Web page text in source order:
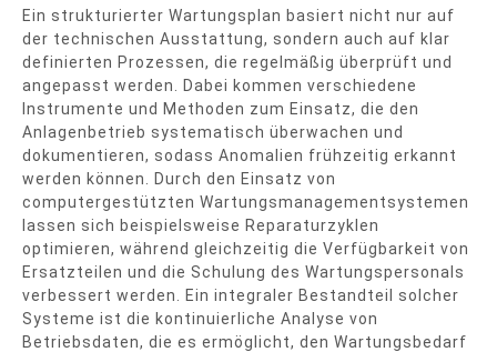
Ein strukturierter Wartungsplan basiert nicht nur auf
der technischen Ausstattung, sondern auch auf klar
definierten Prozessen, die regelmäßig überprüft und
angepasst werden. Dabei kommen verschiedene
Instrumente und Methoden zum Einsatz, die den
Anlagenbetrieb systematisch überwachen und
dokumentieren, sodass Anomalien frühzeitig erkannt
werden können. Durch den Einsatz von
computergestützten Wartungsmanagementsystemen
lassen sich beispielsweise Reparaturzyklen
optimieren, während gleichzeitig die Verfügbarkeit von
Ersatzteilen und die Schulung des Wartungspersonals
verbessert werden. Ein integraler Bestandteil solcher
Systeme ist die kontinuierliche Analyse von
Betriebsdaten, die es ermöglicht, den Wartungsbedarf